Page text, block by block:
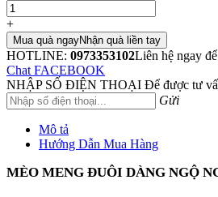
+
Mua quà ngayNhận quà liền tay
HOTLINE: 0973353102Liên hệ ngay
Chat FACEBOOK
NHẬP SỐ ĐIỆN THOẠI Để được tư
Gửi
Mô tả
Hướng Dẫn Mua Hàng
MÈO MENG ĐUÔI DÀNG NGỘ